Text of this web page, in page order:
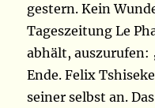
gestern. Kein
Tageszeitung Le
abhält, auszurufen:
Ende. Felix
seiner selbst an.